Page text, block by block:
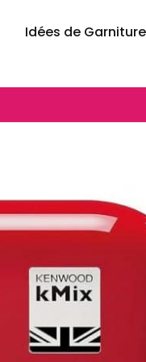
Idées de